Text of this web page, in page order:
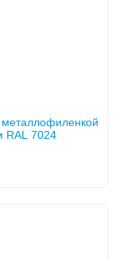
металлофиленкой
RAL 7024